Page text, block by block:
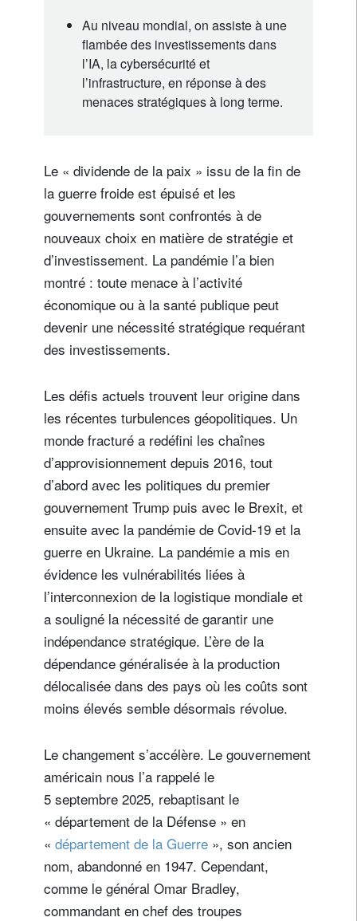
Au niveau mondial, on assiste à une
flambée des investissements dans
l’IA, la cybersécurité et
l’infrastructure, en réponse à des
menaces stratégiques à long terme.
Le « dividende de la paix » issu de la fin de
la guerre froide est épuisé et les
gouvernements sont confrontés à de
nouveaux choix en matière de stratégie et
d’investissement. La pandémie l’a bien
montré : toute menace à l’activité
économique ou à la santé publique peut
devenir une nécessité stratégique requérant
des investissements.
Les défis actuels trouvent leur origine dans
les récentes turbulences géopolitiques. Un
monde fracturé a redéfini les chaînes
d’approvisionnement depuis 2016, tout
d’abord avec les politiques du premier
gouvernement Trump puis avec le Brexit, et
ensuite avec la pandémie de Covid-19 et la
guerre en Ukraine. La pandémie a mis en
évidence les vulnérabilités liées à
l’interconnexion de la logistique mondiale et
a souligné la nécessité de garantir une
indépendance stratégique. L’ère de la
dépendance généralisée à la production
délocalisée dans des pays où les coûts sont
moins élevés semble désormais révolue.
Le changement s’accélère. Le gouvernement
américain nous l’a rappelé le
5 septembre 2025, rebaptisant le
« département de la Défense » en
« département de la Guerre », son ancien
nom, abandonné en 1947. Cependant,
comme le général Omar Bradley,
commandant en chef des troupes